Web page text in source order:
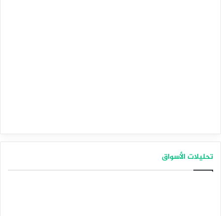
تحليلات الأسواق